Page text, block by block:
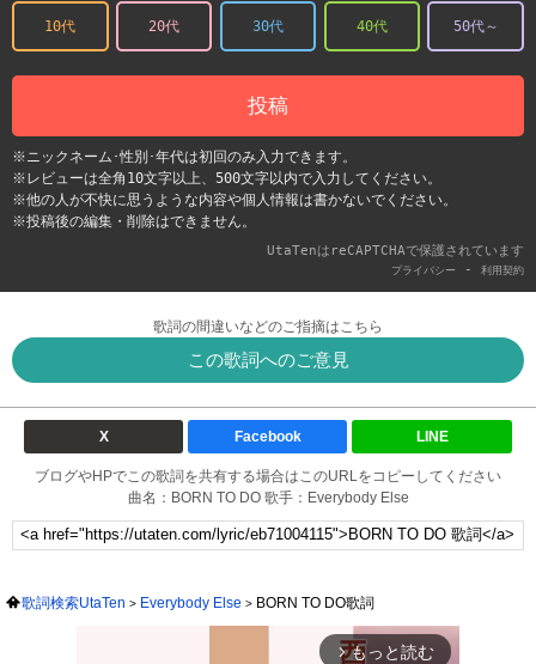
10代 20代 30代 40代 50代～
投稿
※ニックネーム･性別･年代は初回のみ入力できます。
※レビューは全角10文字以上、500文字以内で入力してください。
※他の人が不快に思うような内容や個人情報は書かないでください。
※投稿後の編集・削除はできません。
UtaTenはreCAPTCHAで保護されています
プライバシー - 利用契約
歌詞の間違いなどのご指摘はこちら
この歌詞へのご意見
X Facebook LINE
ブログやHPでこの歌詞を共有する場合はこのURLをコピーしてください
曲名：BORN TO DO 歌手：Everybody Else
歌詞検索UtaTen Everybody Else BORN TO DO歌詞
arrow_forward_ios もっと読む